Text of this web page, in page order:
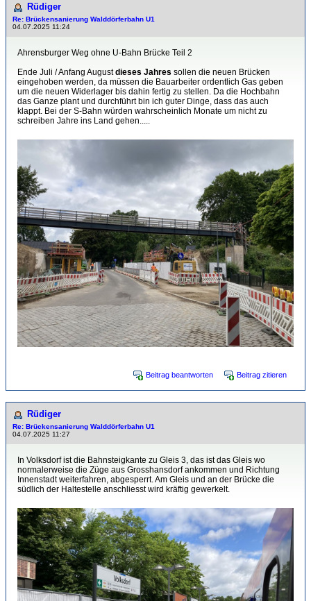
Rüdiger
Re: Brückensanierung Walddörferbahn U1
04.07.2025 11:24
Ahrensburger Weg ohne U-Bahn Brücke Teil 2
Ende Juli / Anfang Augustdieses Jahres sollen die neuen Brücken
eingehoben werden, da müssen die Bauarbeiter ordentlich Gas geben
um die neuen Widerlager bis dahin fertig zu stellen. Da die Hochbahn
das Ganze plant und durchführt bin ich guter Dinge, dass das auch
klappt. Bei der S-Bahn würden wahrscheinlich Monate um nicht zu
schreiben Jahre ins Land gehen.....
Beitrag beantworten Beitrag zitieren
Rüdiger
Re: Brückensanierung Walddörferbahn U1
04.07.2025 11:27
In Volksdorf ist die Bahnsteigkante zu Gleis 3, das ist das Gleis wo
normalerweise die Züge aus Grosshansdorf ankommen und Richtung
Innenstadt weiterfahren, abgesperrt. Am Gleis und an der Brücke die
südlich der Haltestelle anschliesst wird kräftig gewerkelt.